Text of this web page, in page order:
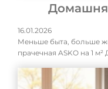
16.01.2026
Меньше быта, больше
прачечная ASKO на 1